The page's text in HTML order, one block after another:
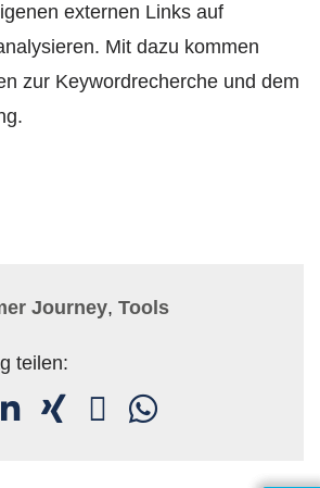
externen Links auf
Mit dazu kommen
zur Keywordrecherche und dem
Journey, Tools
teilen: